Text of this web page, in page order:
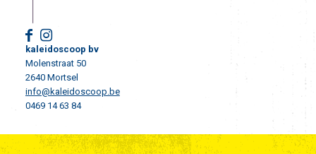
kaleidoscoop bv
Molenstraat 50
2640 Mortsel
info@kaleidoscoop.be
0469 14 63 84